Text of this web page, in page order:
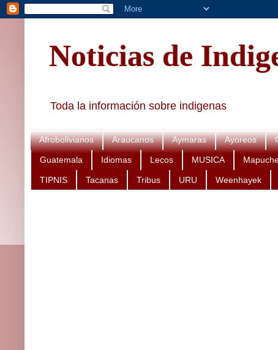
Noticias de
Toda la información sobre indigenas
Afrobolivianos Araucanos Aymaras Ayoreos
Guatemala Idiomas Lecos MUSICA
TIPNIS Tacanas Tribus URU Weenhayek